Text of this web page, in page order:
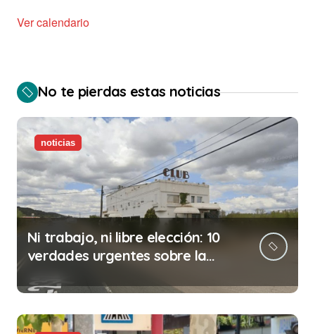
Ver calendario
No te pierdas estas noticias
noticias
Ni trabajo, ni libre elección: 10
verdades urgentes sobre la